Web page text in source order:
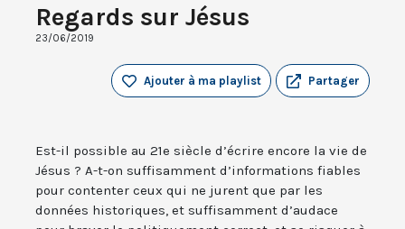
Regards sur Jésus
23/06/2019
Partager
Ajouter à ma playlist
Est-il possible au 21e siècle d’écrire encore la vie de
Jésus ? A-t-on suffisamment d’informations fiables
pour contenter ceux qui ne jurent que par les
données historiques, et suffisamment d’audace